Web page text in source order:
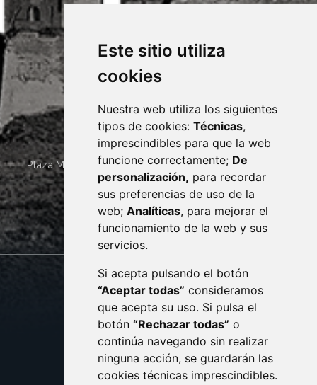
Este sitio utiliza
cookies
Nuestra web utiliza los siguientes
tipos de cookies: Técnicas,
imprescindibles para que la web
funcione correctamente; De
personalización, para recordar
sus preferencias de uso de la
web; Analíticas, para mejorar el
funcionamiento de la web y sus
servicios.
Si acepta pulsando el botón
“Aceptar todas” consideramos
que acepta su uso. Si pulsa el
botón “Rechazar todas” o
continúa navegando sin realizar
ninguna acción, se guardarán las
cookies técnicas imprescindibles.
Plaza Mayor 4 22400 MONZÓN - ARAGÓN (ESPAÑA)
· (34) 974 400 700 ·
sac@monzon.es
monzon.es
CONTACTO
AVISO LEGAL
PROTECCIÓN DE DATOS
POLÍTICA DE COOKIES
ACCESIBILIDAD
ENLACE EXTERNO AL